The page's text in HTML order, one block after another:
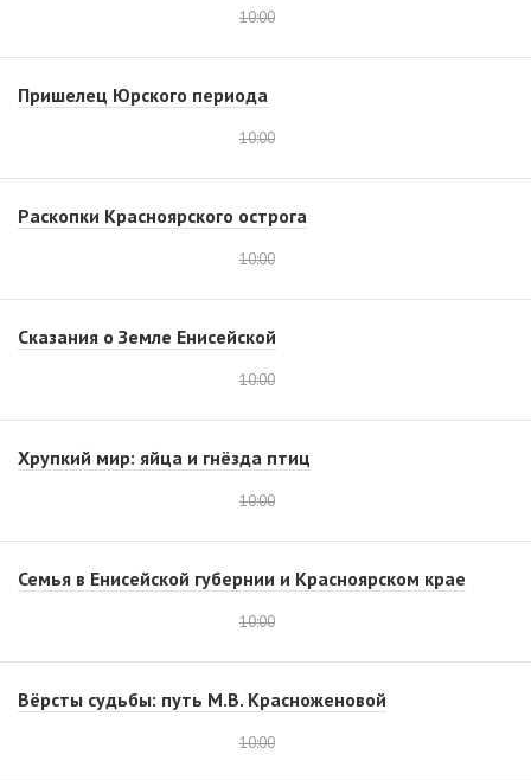
10:00
Пришелец Юрского периода
10:00
Раскопки Красноярского острога
10:00
Сказания о Земле Енисейской
10:00
Хрупкий мир: яйца и гнёзда птиц
10:00
Семья в Енисейской губернии и Красноярском крае
10:00
Вёрсты судьбы: путь М.В. Красноженовой
10:00